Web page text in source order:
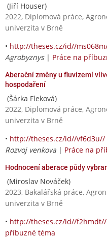
(Jiří Houser)
2022, Diplomová práce,
univerzita v Brně
• http://theses.cz/id//
Agrobyznys| Práce na
Aberační změny u fluvizemí
hospodaření
(Šárka Fleková)
2022, Diplomová práce,
univerzita v Brně
• http://theses.cz/id//vf6d3u//
Rozvoj venkova | Práce na
Hodnocení aberace půdy
(Miroslav Nováček)
2023, Bakalářská práce,
univerzita v Brně
• http://theses.cz/id//f2hmdt//
příbuzné téma